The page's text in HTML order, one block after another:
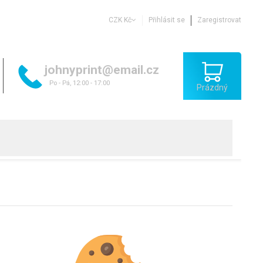
CZK Kč Přihlásit se Zaregistrovat
johnyprint@email.cz
Po - Pá, 12:00 - 17:00 Prázdný